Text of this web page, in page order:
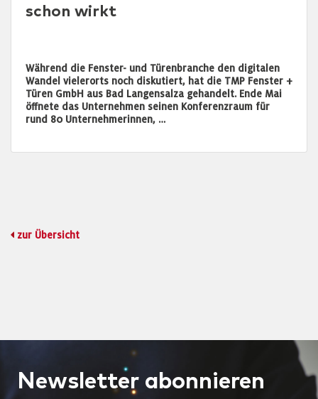
schon wirkt
Während die Fenster- und Türenbranche den digitalen
Wandel vielerorts noch diskutiert, hat die TMP Fenster +
Türen GmbH aus Bad Langensalza gehandelt. Ende Mai
öffnete das Unternehmen seinen Konferenzraum für
rund 80 Unternehmerinnen, …
zur Übersicht
Newsletter abonnieren